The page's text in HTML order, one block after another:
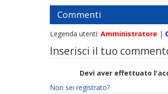
Commenti
Legenda utenti: Amministratore |
Inserisci il tuo
Devi aver effettuato
Non sei registrato?